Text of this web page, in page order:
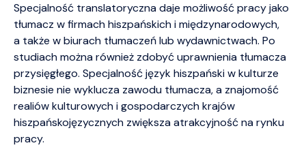
Specjalność translatoryczna daje możliwość pracy jako
tłumacz w firmach hiszpańskich i międzynarodowych,
a także w biurach tłumaczeń lub wydawnictwach. Po
studiach można również zdobyć uprawnienia tłumacza
przysięgłego. Specjalność język hiszpański w kulturze
biznesie nie wyklucza zawodu tłumacza, a znajomość
realiów kulturowych i gospodarczych krajów
hiszpańskojęzycznych zwiększa atrakcyjność na rynku
pracy.